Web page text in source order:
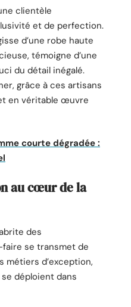
clientèle
et de perfection.
d’une robe haute
témoigne d’une
du détail inégalé.
grâce à ces artisans
en véritable œuvre
courte dégradée :
au cœur de la
des
se transmet de
métiers d’exception,
déploient dans